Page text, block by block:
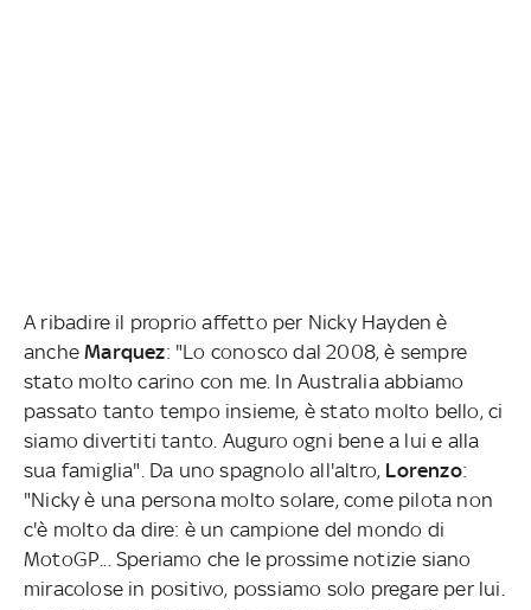
A ribadire il proprio affetto per Nicky Hayden è
ancheMarquez: "Lo conosco dal 2008, è sempre
stato molto carino con me. In Australia abbiamo
passato tanto tempo insieme, è stato molto bello, ci
siamo divertiti tanto. Auguro ogni bene a lui e alla
sua famiglia". Da uno spagnolo all'altro, Lorenzo:
"Nicky è una persona molto solare, come pilota non
c'è molto da dire: è un campione del mondo di
MotoGP... Speriamo che le prossime notizie siano
miracolose in positivo, possiamo solo pregare per lui.